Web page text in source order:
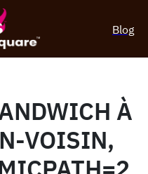
Blog
À
VOISIN,